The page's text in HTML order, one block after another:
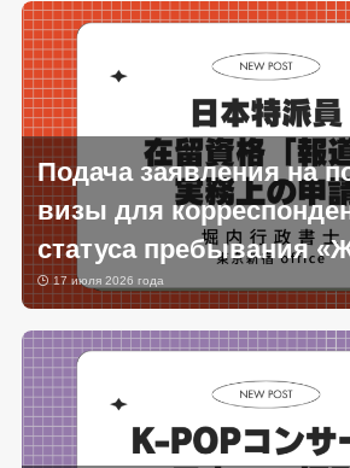
Подача заявления на
визы для
статуса пребывания
17 июля 2026 года